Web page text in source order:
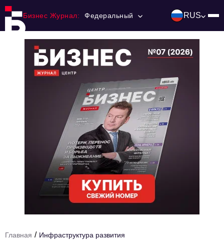
Бизнес Журнал: Федеральный RUS
Ниши и рынки
Технологии и тренды
Тема номера
Главная / Инфраструктура развития